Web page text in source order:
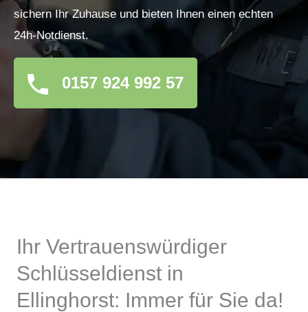
sichern Ihr Zuhause und bieten Ihnen einen echten
24h-Notdienst.
0157 924 992 57
Ihr Vertrauenswürdiger
Schlüsseldienst in
Ellinghorst: Immer für Sie da!